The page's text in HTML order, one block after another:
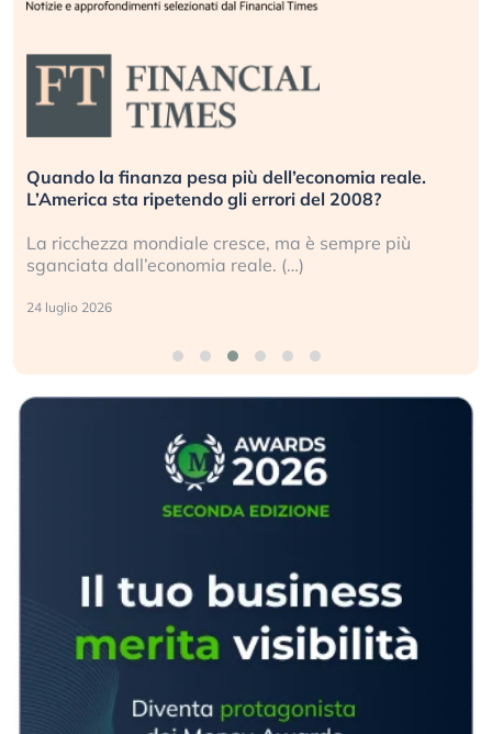
Quando la finanza pesa più dell’economia reale.
L’America sta ripetendo gli errori del 2008?
La ricchezza mondiale cresce, ma è sempre più
sganciata dall’economia reale. (…)
24 luglio 2026